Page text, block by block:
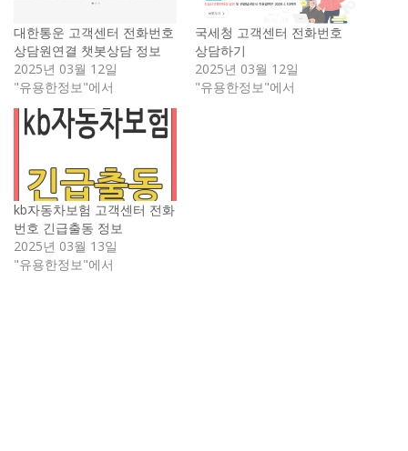
대한통운 고객센터 전화번호
상담원연결 챗봇상담 정보
2025년 03월 12일
"유용한정보"에서
국세청 고객센터 전화번호
상담하기
2025년 03월 12일
"유용한정보"에서
kb자동차보험 고객센터 전화
번호 긴급출동 정보
2025년 03월 13일
"유용한정보"에서